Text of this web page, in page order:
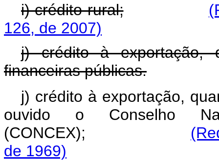
i) crédito rural;
126, de 2007)
j) crédito à exportação,
financeiras públicas.
j) crédito à exportação,
ouvido o Conselho
(CONCEX);
de 1969)